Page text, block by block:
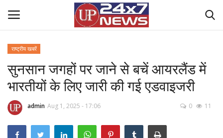
Home
Contact Us
राष्ट्रीय खबरें
राष्ट्रीय खबरें
सुनसान जगहों पर जाने से बचें आयरलैंड में
भारतीयों के लिए जारी की गई एडवाइजरी
admin Aug 1, 2025 - 17:06 0 11